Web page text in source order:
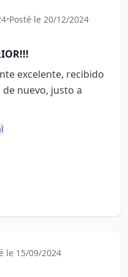
•Posté le 20/12/2024
excelente, recibido
nuevo, justo a
le 15/09/2024